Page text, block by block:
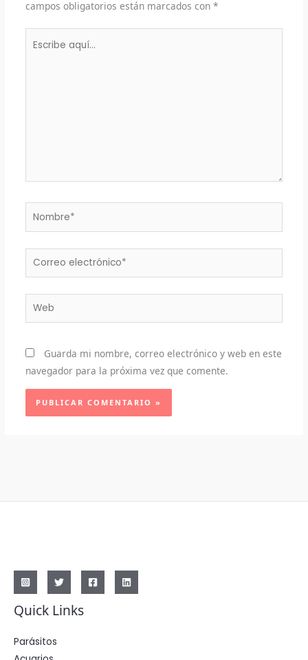
campos obligatorios están marcados con *
Nombre*
Correo
Web
Guarda mi nombre, correo electrónico y web en este
navegador para la próxima vez que comente.
Quick Links
Parásitos